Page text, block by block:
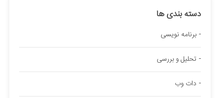
دسته بندی ها
برنامه نویسی
تحلیل و بررسی
دات وب